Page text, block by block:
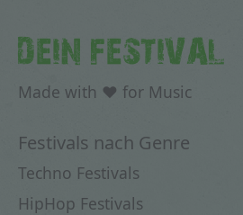
DEIN FESTIVAL
Made with ♥ for Music
Festivals nach Genre
Techno Festivals
HipHop Festivals